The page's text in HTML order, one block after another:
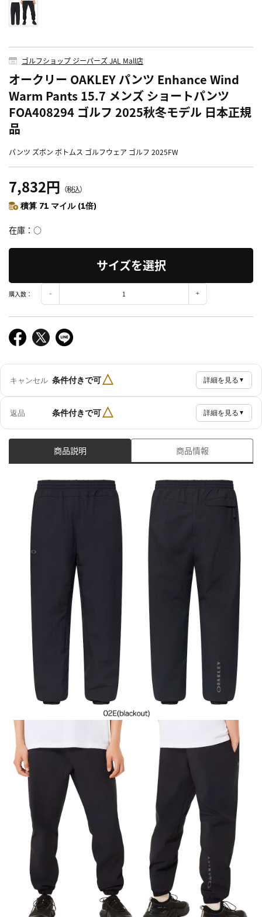
ゴルフショップ ジーパーズ JAL Mall店
オークリー OAKLEY パンツ Enhance Wind
Warm Pants 15.7 メンズ ショートパンツ
FOA408294 ゴルフ 2025秋冬モデル 日本正規
品
パンツ ズボン ボトムス ゴルフウェア ゴルフ 2025FW
7,832円 （税込）
積算 71 マイル (1倍)
在庫 ○
サイズを選択
購入数：
キャンセル 条件付きで可△ 詳細を見る ▼
返品 条件付きで可△ 詳細を見る ▼
商品説明 商品情報